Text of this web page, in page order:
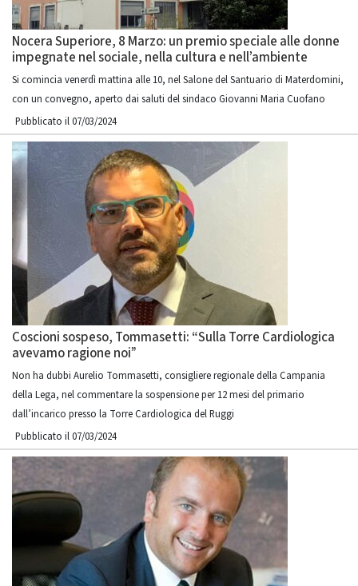
Nocera Superiore, 8 Marzo: un premio speciale alle donne
impegnate nel sociale, nella cultura e nell’ambiente
Si comincia venerdì mattina alle 10, nel Salone del Santuario di Materdomini,
con un convegno, aperto dai saluti del sindaco Giovanni Maria Cuofano
Pubblicato il 07/03/2024
Coscioni sospeso, Tommasetti: “Sulla Torre Cardiologica
avevamo ragione noi”
Non ha dubbi Aurelio Tommasetti, consigliere regionale della Campania
della Lega, nel commentare la sospensione per 12 mesi del primario
dall’incarico presso la Torre Cardiologica del Ruggi
Pubblicato il 07/03/2024